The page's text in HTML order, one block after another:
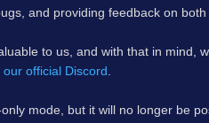
and providing feedback on
to us, and with that in mind,
our official Discord
mode, but it will no longer be